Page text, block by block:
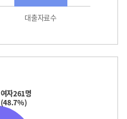
대출자료수
여자261명
(48.7%)